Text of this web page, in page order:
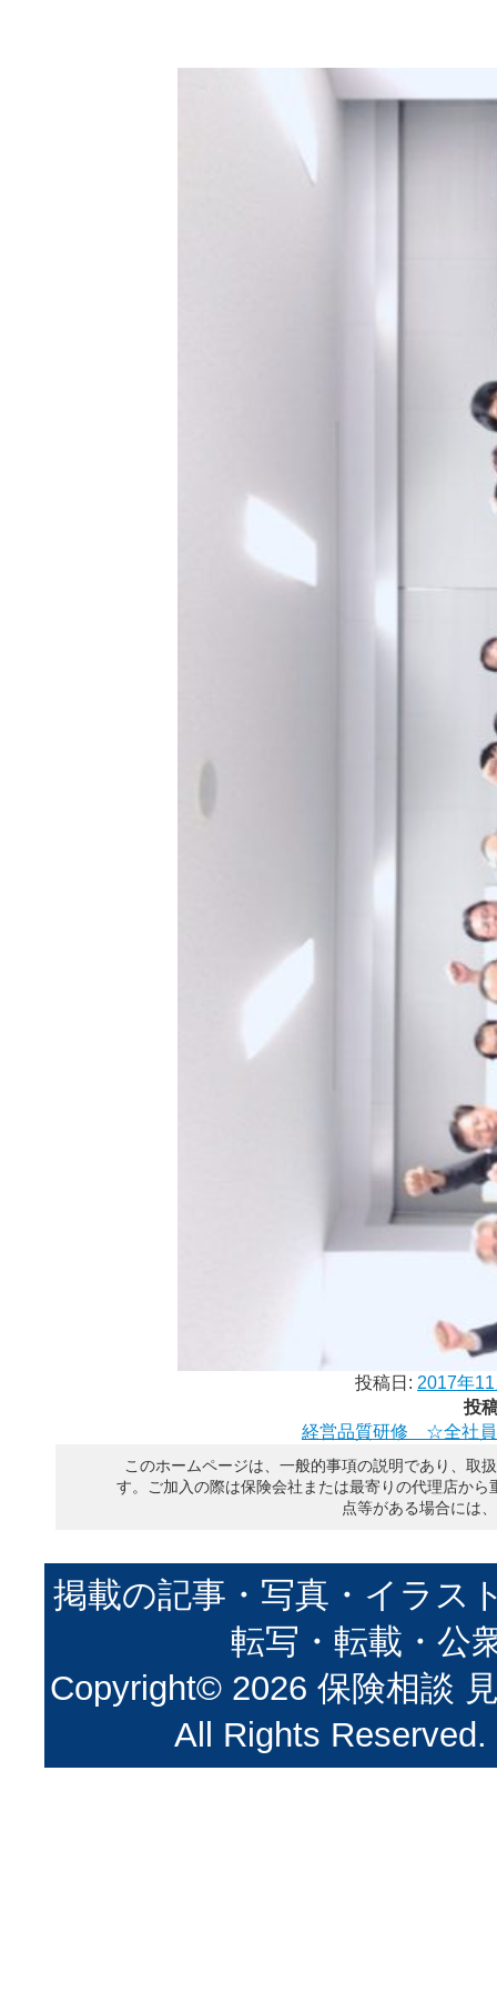
投稿日: 2017年
投
経営品質研修 ☆全社員
このホームページは、一般的事項の説明であり、取
す。ご加入の際は保険会社または最寄りの代理店か
点等がある場合には
掲載の記事・写真・イラス
転写・転載・公
Copyright© 2026 保険相談
All Rights